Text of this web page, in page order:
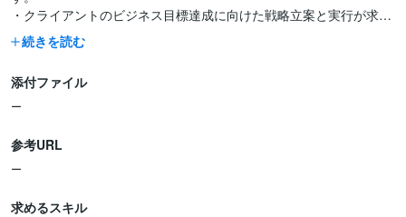
・クライアントのビジネス目標達成に向けた戦略立案と実行が求め
られます。
【必須条件】
・アメリカまたは英語圏における広告運用経験がある方。
続きを読む
添付ファイル
ー
参考URL
ー
求めるスキル